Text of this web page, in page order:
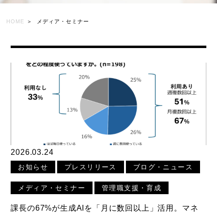
HOME メディア・セミナー
2026.03.24
お知らせ プレスリリース ブログ・ニュース
メディア・セミナー 管理職支援・育成
課長の67%が生成AIを「月に数回以上」活用。マネ